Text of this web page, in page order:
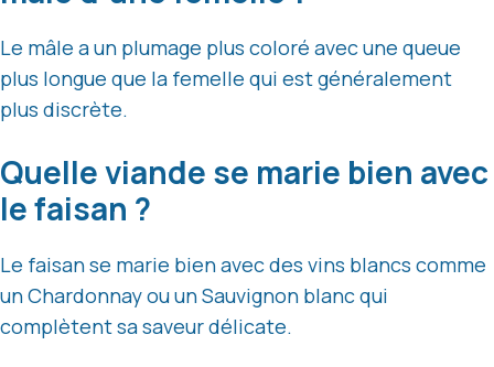
Le mâle a un plumage plus coloré avec une queue
plus longue que la femelle qui est généralement
plus discrète.
Quelle viande se marie bien avec
le faisan ?
Le faisan se marie bien avec des vins blancs comme
un Chardonnay ou un Sauvignon blanc qui
complètent sa saveur délicate.